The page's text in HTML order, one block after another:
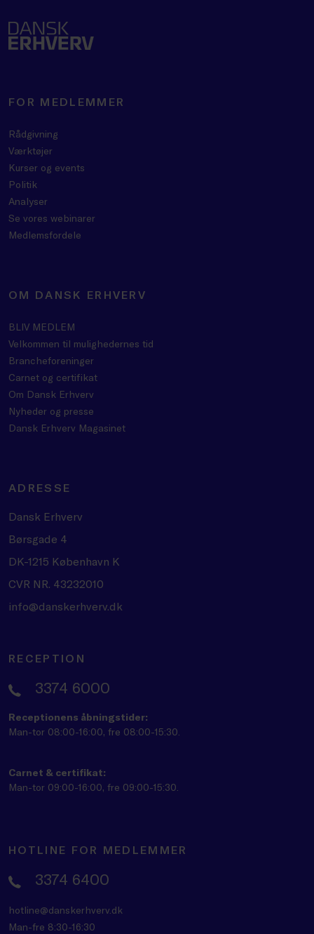
FOR MEDLEMMER
Rådgivning
Værktøjer
Kurser og events
Politik
Analyser
Se vores webinarer
Medlemsfordele
OM DANSK ERHVERV
BLIV MEDLEM
Velkommen til mulighedernes tid
Brancheforeninger
Carnet og certifikat
Om Dansk Erhverv
Nyheder og presse
Dansk Erhverv Magasinet
ADRESSE
Dansk Erhverv
Børsgade 4
DK-1215 København K
CVR NR. 43232010
info@danskerhverv.dk
RECEPTION
3374 6000
Receptionens åbningstider:
Man-tor 08:00-16:00, fre 08:00-15:30.
Carnet & certifikat:
Man-tor 09:00-16:00, fre 09:00-15:30.
HOTLINE FOR MEDLEMMER
3374 6400
hotline@danskerhverv.dk
Man-fre 8:30-16:30